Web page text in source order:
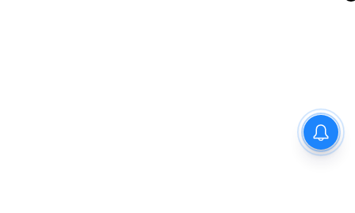
అన్నీ చూడండి